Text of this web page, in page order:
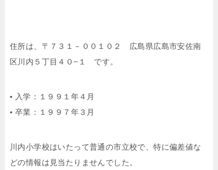
住所は、〒７３１－００１０２ 広島県広島市安佐南
区川内５丁目４０−１ です。
• 入学：１９９１年４月
• 卒業：１９９７年３月
川内小学校はいたって普通の市立校で、特に偏差値な
どの情報は見当たりませんでした。